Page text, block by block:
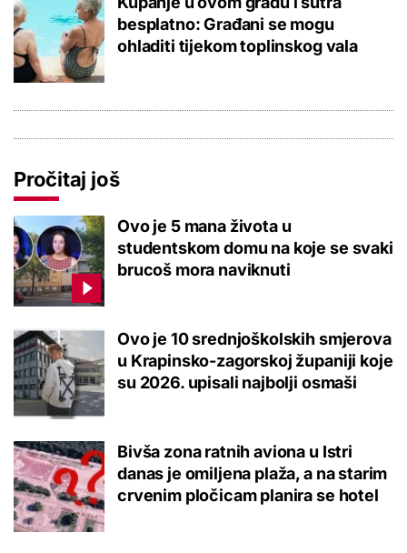
besplatno: Građani se mogu
ohladiti tijekom toplinskog vala
Pročitaj još
Ovo je 5 mana života u
studentskom domu na koje se svaki
brucoš mora naviknuti
Ovo je 10 srednjoškolskih smjerova
u Krapinsko-zagorskoj županiji koje
su 2026. upisali najbolji osmaši
Bivša zona ratnih aviona u Istri
danas je omiljena plaža, a na starim
crvenim pločicam planira se hotel